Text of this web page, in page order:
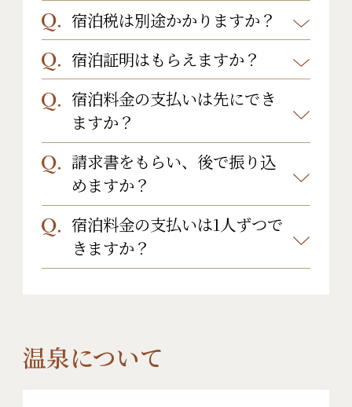
申し訳ございませんが、ご利用いた
だけません。
宿泊税は別途かかりますか？
入湯税を大人お一人様150円いただい
ております。
宿泊証明はもらえますか？
はい。ご用意いたします。
チェックイン時にお申し付けくださ
い。
宿泊料金の支払いは先にでき
ますか？
はい。事前振込が可能でございま
す。
請求書をもらい、後で振り込
めますか？
はい。対応可能です。
詳細はフロントまでお問い合わせく
宿泊料金の支払いは1人ずつで
きますか？
いますので、お時間には余裕を持っ
てフロントにお越しいただけますよ
温泉について